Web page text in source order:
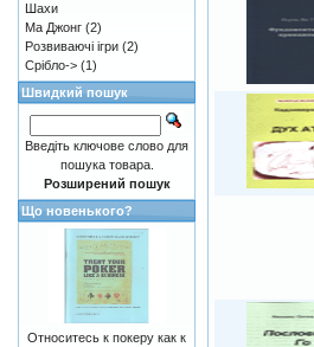
Шахи
Ма Джонг (2)
Розвиваючі ігри (2)
Срібло-> (1)
Швидкий пошук
Введіть ключове слово для
пошука товара.
Розширений пошук
Що новенького?
Относитесь к покеру как к